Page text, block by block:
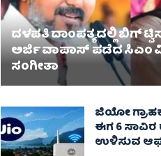
ದಳಪತಿ ದಾಂಪತ್ಯದಲ್ಲಿ ಬಿಗ್
ಅರ್ಜಿ ವಾಪಾಸ್‌ ಪಡೆದ ಸಿಎಂ
ಸಂಗೀತಾ‌
ಜಿಯೋ
ಈಗ 6
ಉಳಿಸುವ